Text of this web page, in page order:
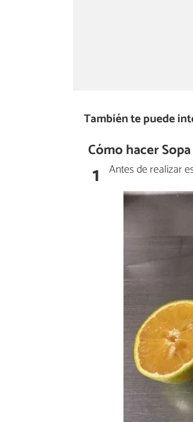
También te puede
Cómo hacer
1 Antes de realizar